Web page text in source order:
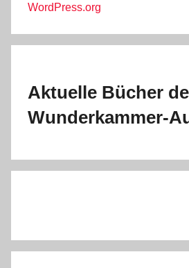
WordPress.org
Aktuelle Bücher
Wunderkammer-